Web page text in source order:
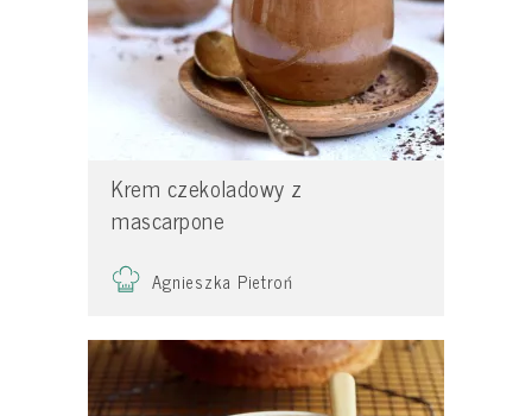
Krem czekoladowy z
mascarpone
Agnieszka Pietroń